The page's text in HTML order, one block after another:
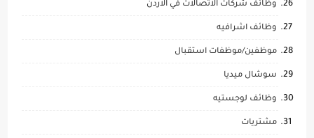
وظائف شركات الاتصالات في الاردن
وظائف اشرافيه
موظفين/موظفات استقبال
سوشال ميديا
وظائف لوجستيه
مشتريات